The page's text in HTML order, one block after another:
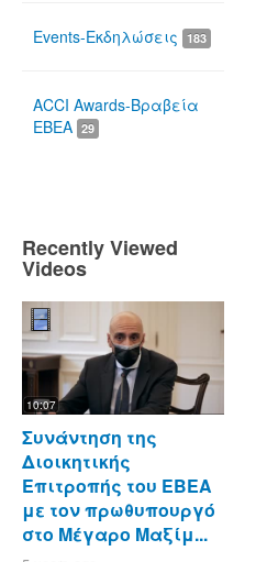
Events-Εκδηλώσεις 183
ACCI Awards-Βραβεία
ΕΒΕΑ 29
Recently Viewed
Videos
10:07
Συνάντηση της
Διοικητικής
Επιτροπής του ΕΒΕΑ
με τον πρωθυπουργό
στο Μέγαρο Μαξίμ...